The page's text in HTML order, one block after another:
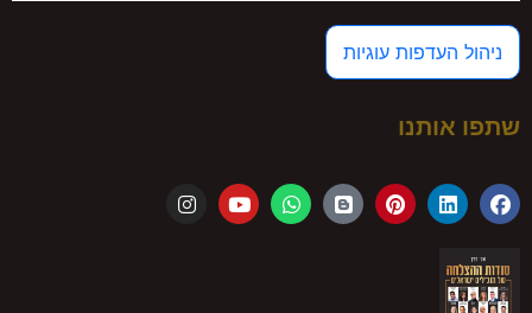
ניהול העדפות עוגיות
שתפו אותנו